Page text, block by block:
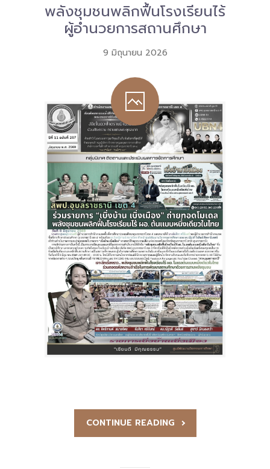
-- รู้จัก พื้นที่นวัตกรรมการศึกษา
-- คณะกรรมการนโยบายพื้นที่นวัตกรรมการศึกษา
-- คณะอนุกรรมการ 6 คณะ
ติดต่อเรา
พลังชุมชนพลิกฟื้นโรงเรียนไร้
ผู้อำนวยการสถานศึกษา
9 มิถุนายน 2026
CONTINUE READING